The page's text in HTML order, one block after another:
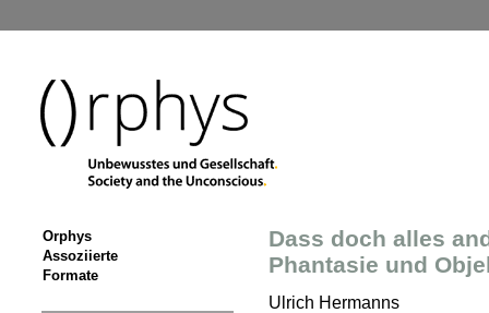
Orphys
Assoziierte
Formate
Dass doch alles
Phantasie und
Ulrich Hermanns